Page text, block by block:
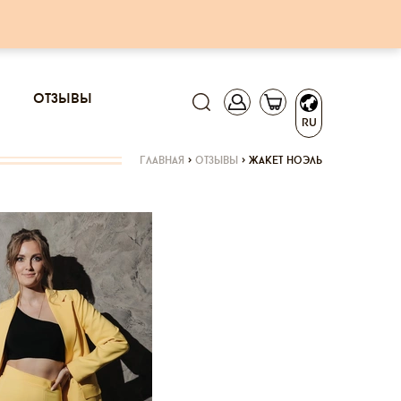
RU
отзывы
главная > отзывы > жакет ноэль